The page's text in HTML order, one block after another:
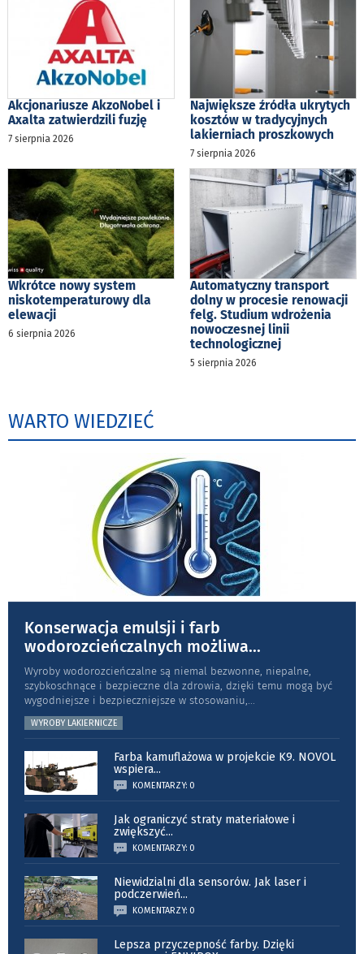
Akcjonariusze AkzoNobel i
Axalta zatwierdzili fuzję
7 sierpnia 2026
Największe źródła ukrytych
kosztów w tradycyjnych
lakierniach proszkowych
7 sierpnia 2026
Wkrótce nowy system
niskotemperaturowy dla
elewacji
6 sierpnia 2026
Automatyczny transport
dolny w procesie renowacji
felg. Studium wdrożenia
nowoczesnej linii
technologicznej
5 sierpnia 2026
WARTO WIEDZIEĆ
Konserwacja emulsji i farb
wodorozcieńczalnych możliwa...
Wyroby wodorozcieńczalne są niemal bezwonne, niepalne,
szybkoschnące i bezpieczne dla zdrowia, dzięki temu mogą być
wygodniejsze i bezpieczniejsze w stosowaniu,
WYROBY LAKIERNICZE
Farba kamuflażowa w projekcie K9. NOVOL
wspiera...
KOMENTARZY: 0
Jak ograniczyć straty materiałowe i
zwiększyć...
KOMENTARZY: 0
Niewidzialni dla sensorów. Jak laser i
podczerwień...
KOMENTARZY: 0
Lepsza przyczepność farby. Dzięki